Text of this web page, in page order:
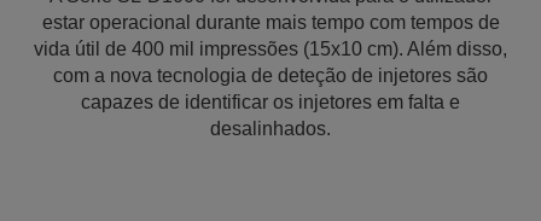
estar operacional durante mais tempo com tempos de
vida útil de 400 mil impressões (15x10 cm). Além disso,
com a nova tecnologia de deteção de injetores são
capazes de identificar os injetores em falta e
desalinhados.